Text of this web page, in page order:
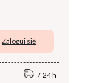
Zaloguj się
24 h